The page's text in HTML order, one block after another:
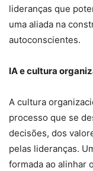
lideranças que
uma aliada na
autoconscientes.
IA e cultura
A cultura
processo que se
decisões, dos
pelas lideranças.
formada ao alinhar